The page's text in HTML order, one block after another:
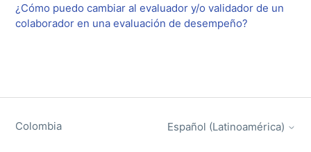
¿Cómo puedo cambiar al evaluador y/o validador de un
colaborador en una evaluación de desempeño?
Colombia Español (Latinoamérica)